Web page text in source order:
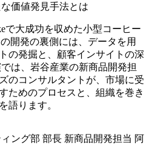
価値発見手法とは
で大成功を収めた小型コーヒー
開発の裏側には、データを用
の発掘と、顧客インサイトの深
は、岩谷産業の新商品開発担
のコンサルタントが、市場に受
ためのプロセスと、組織を巻き
語ります。
ング部 部長 新商品開発担当 阿